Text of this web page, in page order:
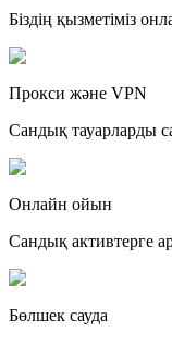
Біздің қызметіміз
Прокси және VPN
Сандық тауарларды
Онлайн ойын
Сандық активтерге
Бөлшек сауда